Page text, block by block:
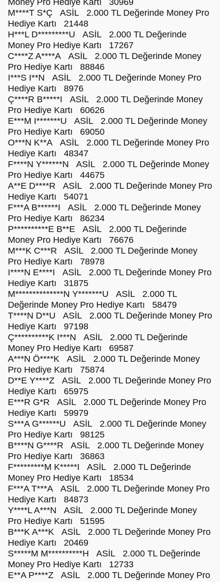
Money Pro Hediye Kartı 30969
M****T S*Ç ASİL 2.000 TL Değerinde Money Pro
Hediye Kartı 21448
H***L D*********U ASİL 2.000 TL Değerinde
Money Pro Hediye Kartı 17267
C****Z A****A ASİL 2.000 TL Değerinde Money
Pro Hediye Kartı 88846
I***S I**N ASİL 2.000 TL Değerinde Money Pro
Hediye Kartı 8976
Ç****R B*****I ASİL 2.000 TL Değerinde Money
Pro Hediye Kartı 60626
E***M I*******U ASİL 2.000 TL Değerinde Money
Pro Hediye Kartı 69050
O***N K**A ASİL 2.000 TL Değerinde Money Pro
Hediye Kartı 48347
F****N Y******N ASİL 2.000 TL Değerinde Money
Pro Hediye Kartı 44675
A**E D****R ASİL 2.000 TL Değerinde Money Pro
Hediye Kartı 54071
F***A B******I ASİL 2.000 TL Değerinde Money
Pro Hediye Kartı 86234
P**********E B**E ASİL 2.000 TL Değerinde
Money Pro Hediye Kartı 76676
M***K C***R ASİL 2.000 TL Değerinde Money
Pro Hediye Kartı 78978
I****N E****I ASİL 2.000 TL Değerinde Money Pro
Hediye Kartı 31875
M**************N Y*******U ASİL 2.000 TL
Değerinde Money Pro Hediye Kartı 58479
T****N D**U ASİL 2.000 TL Değerinde Money Pro
Hediye Kartı 97198
Ç**********K I***N ASİL 2.000 TL Değerinde
Money Pro Hediye Kartı 69587
A***N Ö****K ASİL 2.000 TL Değerinde Money
Pro Hediye Kartı 75874
D**E Y****Z ASİL 2.000 TL Değerinde Money Pro
Hediye Kartı 65975
E***R G*R ASİL 2.000 TL Değerinde Money Pro
Hediye Kartı 59979
S***A G******U ASİL 2.000 TL Değerinde Money
Pro Hediye Kartı 98125
B****N G****R ASİL 2.000 TL Değerinde Money
Pro Hediye Kartı 36863
F*********M K*****I ASİL 2.000 TL Değerinde
Money Pro Hediye Kartı 18534
F***A T***A ASİL 2.000 TL Değerinde Money Pro
Hediye Kartı 84873
Y****L A***N ASİL 2.000 TL Değerinde Money
Pro Hediye Kartı 51595
B***K A***K ASİL 2.000 TL Değerinde Money Pro
Hediye Kartı 20469
S*****M M**********H ASİL 2.000 TL Değerinde
Money Pro Hediye Kartı 12733
E**A P****Z ASİL 2.000 TL Değerinde Money Pro